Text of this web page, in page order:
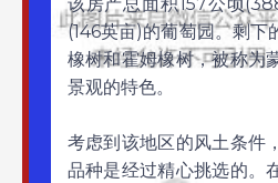
(146英亩)的葡萄园。剩下
橡树和霍姆橡树，被称为
景观的特色。
考虑到该地区的风土条件
品种是经过精心挑选的。